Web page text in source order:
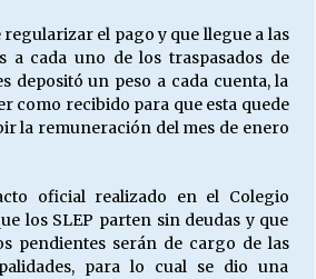
el pago y que llegue a las
a cada uno de los traspasados de
depositó un peso a cada cuenta, la
como recibido para que esta quede
la remuneración del mes de enero
oficial realizado en el Colegio
los SLEP parten sin deudas y que
pendientes serán de cargo de las
para lo cual se dio una